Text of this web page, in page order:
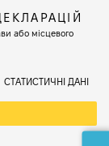
або місцевого
СТАТИСТИЧНІ ДАНІ